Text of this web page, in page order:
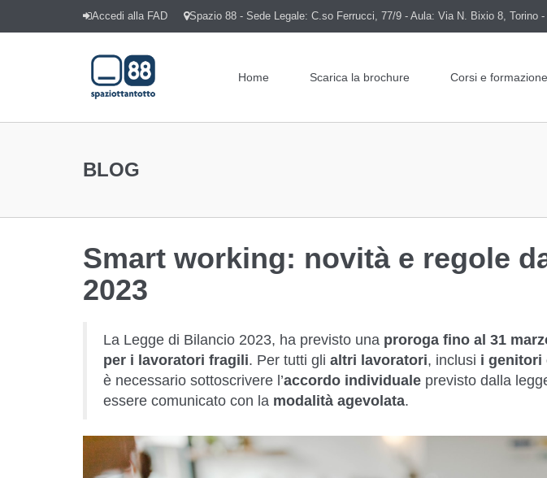
Accedi alla FAD Spazio 88 - Sede Legale: C.so Ferrucci, 77/9 - Aula: Via N. Bixio 8, Torino -
Home Scarica la brochure Corsi e formazione
BLOG
Smart working: novità e regole
2023
La Legge di Bilancio 2023, ha previsto una proroga fino al 31
per i lavoratori fragili. Per tutti gli altri lavoratori, inclusi i genitori
è necessario sottoscrivere l’accordo individuale previsto dalla
essere comunicato con la modalità agevolata.